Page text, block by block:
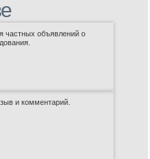
частных объявлений о
и комментарий.